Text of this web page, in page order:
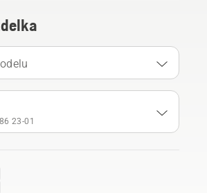
23‑01